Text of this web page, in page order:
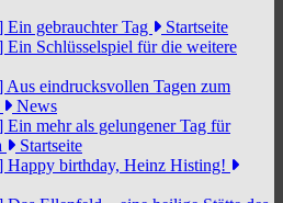
Ein gebrauchter Tag
Startseite
Ein Schlüsselspiel für die weitere
Aus eindrucksvollen Tagen zum
News
Ein mehr als gelungener Tag für
Startseite
Happy birthday, Heinz Histing!